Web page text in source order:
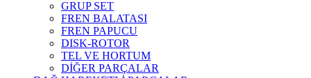
GRUP SET
FREN BALATASI
FREN PAPUCU
DISK-ROTOR
TEL VE HORTUM
DİĞER PARÇALAR